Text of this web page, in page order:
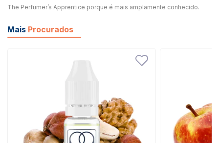
The Perfumer’s Apprentice porque é mais amplamente conhecido.
Mais Procurados